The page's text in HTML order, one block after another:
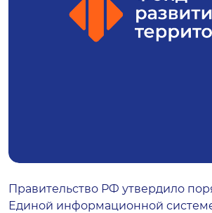
Правительство РФ утвердило
Единой информационной